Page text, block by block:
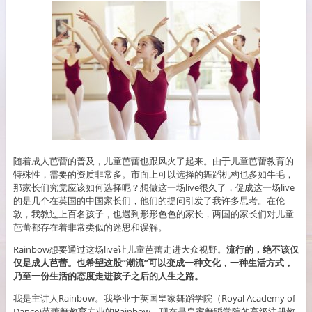
随着成人芭蕾的普及，儿童芭蕾也跟风火了起来。由于儿童芭蕾教育的
特殊性，需要的资质非常多。市面上可以选择的舞蹈机构也多如牛毛，
那家长们究竟应该如何选择呢？想做这一场live很久了，促成这一场live
的是几个在英国的中国家长们，他们的提问引发了我许多思考。在伦
敦，我教过上百名孩子，也遇到形形色色的家长，两国的家长们对儿童
芭蕾都存在着非常类似的迷思和误解。
Rainbow想要通过这场live让儿童芭蕾走进大众视野。 流行的，绝不该仅
仅是成人芭蕾。也希望这股“潮流”可以变成一种文化，一种生活方式，
乃至一份生活的态度走进孩子之后的人生之路。
我是主讲人Rainbow。我毕业于英国皇家舞蹈学院（Royal Academy of